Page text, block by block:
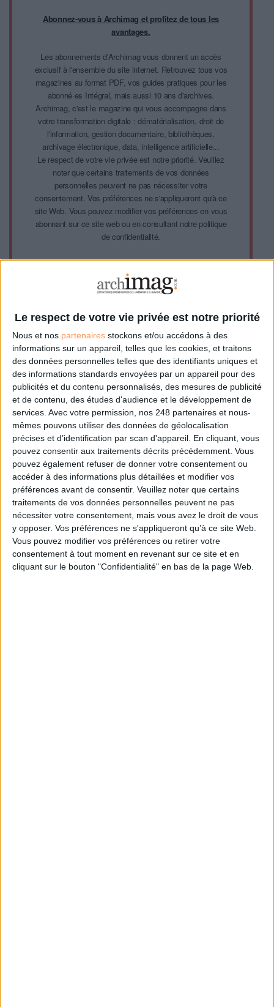
Le respect de votre vie privée est notre priorité
Nous et nos partenaires stockons et/ou accédons à des
informations sur un appareil, telles que les cookies, et traitons
des données personnelles telles que des identifiants uniques et
des informations standards envoyées par un appareil pour des
publicités et du contenu personnalisés, des mesures de publicité
et de contenu, des études d'audience et le développement de
services. Avec votre permission, nos 248 partenaires et nous-
mêmes pouvons utiliser des données de géolocalisation
précises et d’identification par scan d'appareil. En cliquant, vous
pouvez consentir aux traitements décrits précédemment. Vous
pouvez également refuser de donner votre consentement ou
accéder à des informations plus détaillées et modifier vos
préférences avant de consentir. Veuillez noter que certains
traitements de vos données personnelles peuvent ne pas
nécessiter votre consentement, mais vous avez le droit de vous
y opposer. Vos préférences ne s'appliqueront qu’à ce site Web.
Vous pouvez modifier vos préférences ou retirer votre
consentement à tout moment en revenant sur ce site et en
cliquant sur le bouton "Confidentialité" en bas de la page Web.
Abonnez-vous à Archimag et profitez de tous les
avantages.
Les abonnements d'Archimag vous donnent un accès
exclusif à l'ensemble du site internet. Retrouvez tous vos
magazines au format PDF, vos guides pratiques pour les
abonné·es Intégral, mais aussi 10 ans d'archives.
Archimag, c'est le magazine qui vous accompagne dans
votre transformation digitale : dématérialisation, droit de
l'information, gestion documentaire, bibliothèques,
archivage électronique, data, intelligence artificielle...
Le respect de votre vie privée est notre priorité. Veuillez
noter que certains traitements de vos données
personnelles peuvent ne pas nécessiter votre
consentement. Vos préférences ne s'appliqueront qu'à ce
site Web. Vous pouvez modifier vos préférences en vous
abonnant sur ce site web ou en consultant notre politique
de confidentialité.
Déjà abonné.e ?Connectez-vous
0 Commentaire
Transition Environnementale
Numérique Responsable
Start-Up
Digitalisation Responsable
Connectez-vousou inscrivez-vouspour publier un commentaire
À LIRE SUR ARCHIMAG
Le signalement de contenus générés par l'IA
devient obligatoire à partir du 2 août